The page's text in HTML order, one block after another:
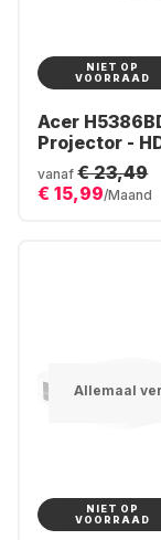
NIET OP
VOORRAAD
Acer
Projector -
vanaf € 23,49
€ 15,99/Maand
Allemaal
NIET OP
VOORRAAD